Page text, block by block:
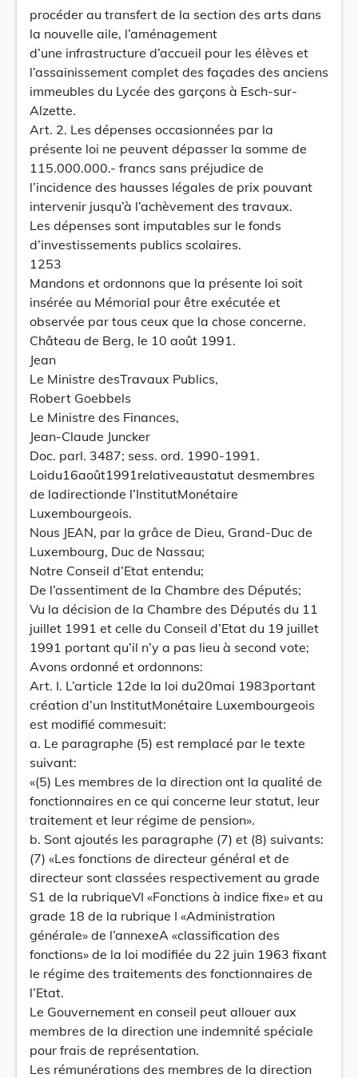
procéder au transfert de la section des arts dans
la nouvelle aile, l’aménagement
d’une infrastructure d’accueil pour les élèves et
l’assainissement complet des façades des anciens
immeubles du Lycée des garçons à Esch-sur-
Alzette.
Art. 2. Les dépenses occasionnées par la
présente loi ne peuvent dépasser la somme de
115.000.000.- francs sans préjudice de
l’incidence des hausses légales de prix pouvant
intervenir jusqu’à l’achèvement des travaux.
Les dépenses sont imputables sur le fonds
d’investissements publics scolaires.
1253
Mandons et ordonnons que la présente loi soit
insérée au Mémorial pour être exécutée et
observée par tous ceux que la chose concerne.
Château de Berg, le 10 août 1991.
Jean
Le Ministre desTravaux Publics,
Robert Goebbels
Le Ministre des Finances,
Jean-Claude Juncker
Doc. parl. 3487; sess. ord. 1990-1991.
Loidu16août1991relativeaustatut desmembres
de ladirectionde l’InstitutMonétaire
Luxembourgeois.
Nous JEAN, par la grâce de Dieu, Grand-Duc de
Luxembourg, Duc de Nassau;
Notre Conseil d’Etat entendu;
De l’assentiment de la Chambre des Députés;
Vu la décision de la Chambre des Députés du 11
juillet 1991 et celle du Conseil d’Etat du 19 juillet
1991 portant qu’il n’y a pas lieu à second vote;
Avons ordonné et ordonnons:
Art. I. L’article 12de la loi du20mai 1983portant
création d’un InstitutMonétaire Luxembourgeois
est modifié commesuit:
a. Le paragraphe (5) est remplacé par le texte
suivant:
«(5) Les membres de la direction ont la qualité de
fonctionnaires en ce qui concerne leur statut, leur
traitement et leur régime de pension».
b. Sont ajoutés les paragraphe (7) et (8) suivants:
(7) «Les fonctions de directeur général et de
directeur sont classées respectivement au grade
S1 de la rubriqueVI «Fonctions à indice fixe» et au
grade 18 de la rubrique I «Administration
générale» de l’annexeA «classification des
fonctions» de la loi modifiée du 22 juin 1963 fixant
le régime des traitements des fonctionnaires de
l’Etat.
Le Gouvernement en conseil peut allouer aux
membres de la direction une indemnité spéciale
pour frais de représentation.
Les rémunérations des membres de la direction